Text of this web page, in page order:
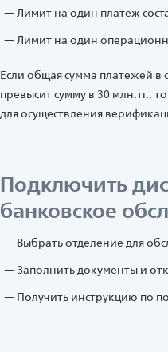
Лимит на один платеж
Лимит на один
Если общая сумма платежей
превысит сумму в 30 млн.тг.,
для осуществления
Подключить
банковское
Выбрать отделение для
Заполнить документы и
Получить инструкцию по